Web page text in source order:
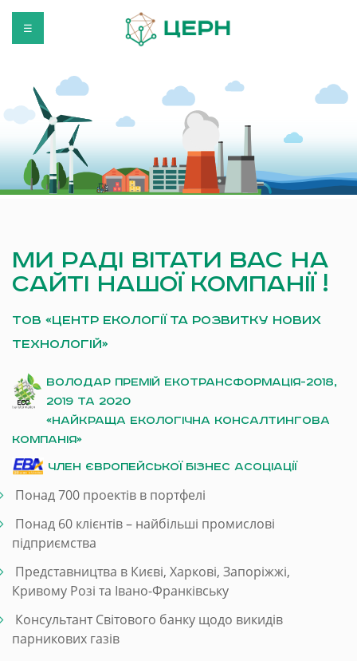
☰
Ми раді вітати Вас на
сайті нашої компанії !
ТОВ «ЦЕНТР ЕКОЛОГІЇ ТА РОЗВИТКУ НОВИХ
ТЕХНОЛОГІЙ»
ВОЛОДАР ПРЕМІЙ ЕКОТРАНСФОРМАЦІЯ-2018,
2019 та 2020
«НАЙКРАЩА ЕКОЛОГІЧНА КОНСАЛТИНГОВА
КОМПАНІЯ»
ЧЛЕН ЄВРОПЕЙСЬКОЇ БІЗНЕС АСОЦІАЦІЇ
Понад 700 проектів в портфелі
Понад 60 клієнтів – найбільші промислові
підприємства
Представництва в Києві, Харкові, Запоріжжі,
Кривому Розі та Івано-Франківську
Консультант Світового банку щодо викидів
парникових газів